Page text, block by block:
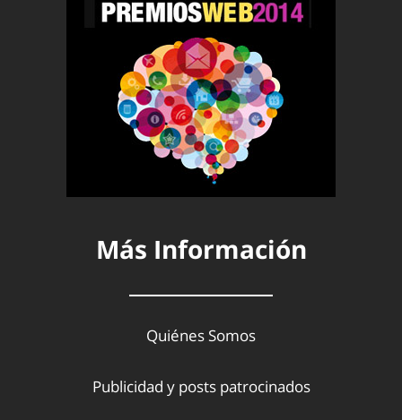
Más Información
Quiénes Somos
Publicidad y posts patrocinados